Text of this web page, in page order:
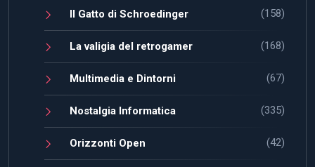
Il Gatto di Schroedinger (158)
La valigia del retrogamer (168)
Multimedia e Dintorni (67)
Nostalgia Informatica (335)
Orizzonti Open (42)